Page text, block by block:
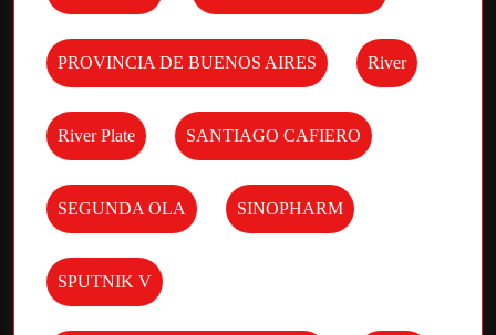
PROVINCIA DE BUENOS AIRES River
River Plate SANTIAGO CAFIERO
SEGUNDA OLA SINOPHARM
SPUTNIK V